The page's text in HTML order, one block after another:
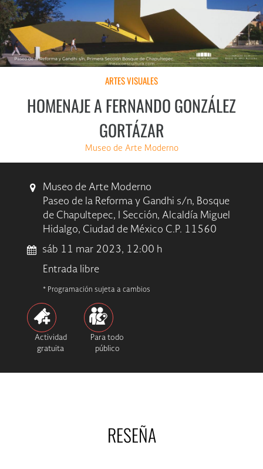
ARTES VISUALES
HOMENAJE A FERNANDO GONZÁLEZ
GORTÁZAR
Museo de Arte Moderno
Museo de Arte Moderno
Paseo de la Reforma y Gandhi s/n, Bosque
de Chapultepec, I Sección, Alcaldía Miguel
Hidalgo, Ciudad de México C.P. 11560
sáb 11 mar 2023, 12:00 h
Entrada libre
* Programación sujeta a cambios
Actividad
gratuita
Para todo
público
RESEÑA